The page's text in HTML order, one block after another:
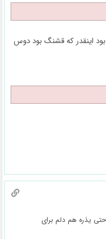
اینقدر که قشنگ بود دوس
یذره هم دلم برای